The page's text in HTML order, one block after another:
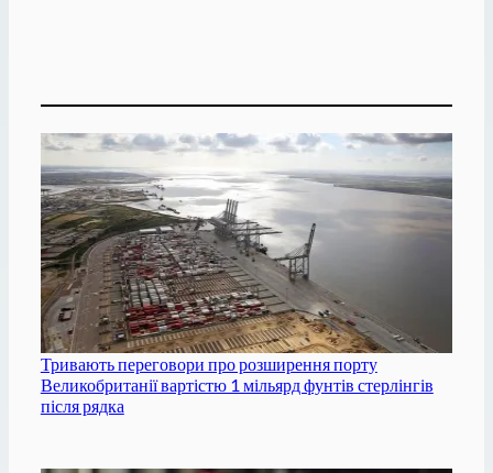
Тривають переговори про розширення порту
Великобританії вартістю 1 мільярд фунтів стерлінгів
після рядка